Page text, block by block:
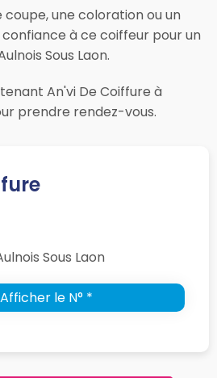
coupe, une coloration ou un
à ce coiffeur pour un
Sous Laon.
An'vi De Coiffure à
prendre rendez-vous.
Sous Laon
le N° *